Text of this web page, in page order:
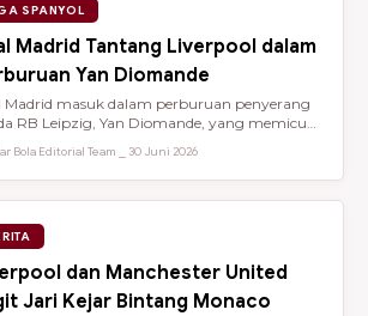
SPANYOL
Madrid Tantang Liverpool dalam
Yan Diomande
Madrid masuk dalam perburuan penyerang
RB Leipzig, Yan Diomande, yang memicu
Bola Editorial Team ⎯ 30 Juni 2026
dan Manchester United
Jari Kejar Bintang Monaco